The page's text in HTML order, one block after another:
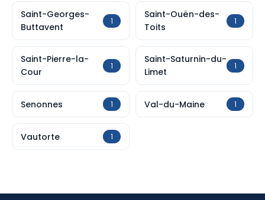
Saint-Georges-
Buttavent
1
Saint-Ouën-des-
Toits
1
Saint-Pierre-la-
Cour
1
Saint-Saturnin-du-
Limet
1
Senonnes 1 Val-du-Maine 1
Vautorte 1